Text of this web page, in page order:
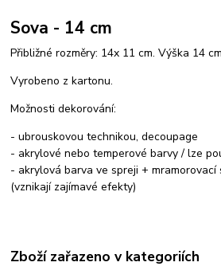
Sova - 14 cm
Přibližné rozměry: 14x 11 cm. Výška 14
Vyrobeno z kartonu.
Možnosti dekorování:
- ubrouskovou technikou, decoupage
- akrylové nebo temperové barvy / lze
- akrylová barva ve spreji +
(vznikají zajímavé efekty)
Zboží zařazeno v kategoriích